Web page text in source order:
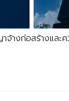
างก่อสร้างและ